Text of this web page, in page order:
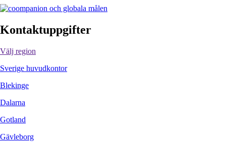
Kontaktuppgifter
Välj region
Sverige huvudkontor
Blekinge
Dalarna
Gotland
Gävleborg